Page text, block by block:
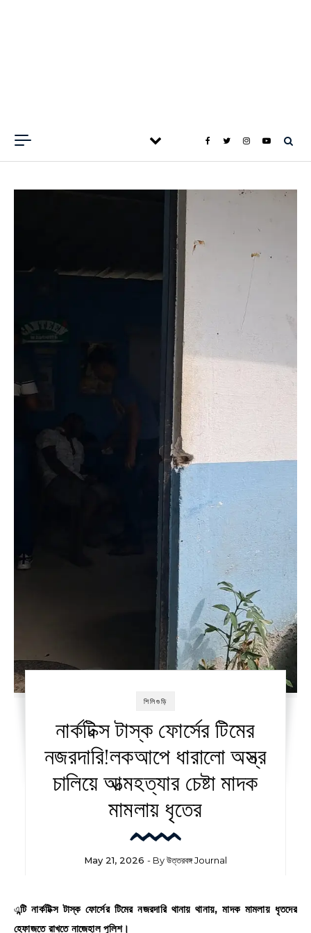
শিলিগুড়ি
নার্কটিক্স টাস্ক ফোর্সের টিমের
নজরদারি!লকআপে ধারালো অস্ত্র
চালিয়ে আত্মহত্যার চেষ্টা মাদক
মামলায় ধৃতের
May 21, 2026 - Byউত্তরবঙ্গ Journal
এন্টি নার্কটিক্স টাস্ক ফোর্সের টিমের নজরদারি থানায় থানায়, মাদক মামলায় ধৃতদের
হেফাজতে রাখতে নাজেহাল পুলিশ।